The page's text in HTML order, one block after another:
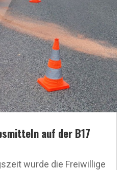
auf der B17
wurde die Freiwillige